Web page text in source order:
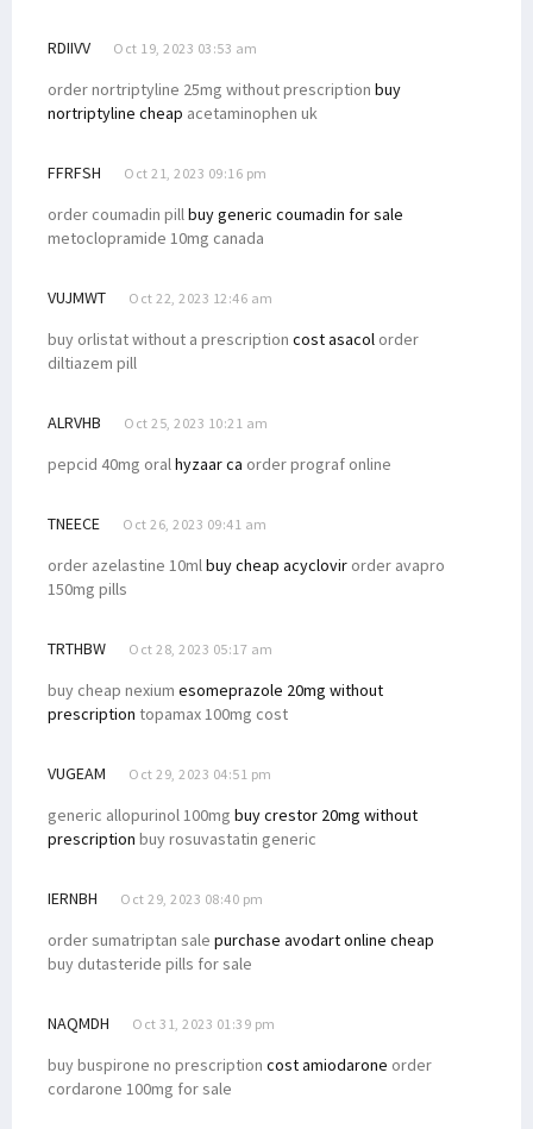
RDIIVV Oct 19, 2023 03:53 am
order nortriptyline 25mg without prescription buy
nortriptyline cheap acetaminophen uk
FFRFSH Oct 21, 2023 09:16 pm
order coumadin pillbuy generic coumadin for sale
metoclopramide 10mg canada
VUJMWT Oct 22, 2023 12:46 am
buy orlistat without a prescription cost asacol order
diltiazem pill
ALRVHB Oct 25, 2023 10:21 am
pepcid 40mg oralhyzaar ca order prograf online
TNEECE Oct 26, 2023 09:41 am
order azelastine 10mlbuy cheap acyclovir order avapro
150mg pills
TRTHBW Oct 28, 2023 05:17 am
buy cheap nexium esomeprazole 20mg without
prescription topamax 100mg cost
VUGEAM Oct 29, 2023 04:51 pm
generic allopurinol 100mg buy crestor 20mg without
prescription buy rosuvastatin generic
IERNBH Oct 29, 2023 08:40 pm
order sumatriptan sale purchase avodart online cheap
buy dutasteride pills for sale
NAQMDH Oct 31, 2023 01:39 pm
buy buspirone no prescription cost amiodarone order
cordarone 100mg for sale